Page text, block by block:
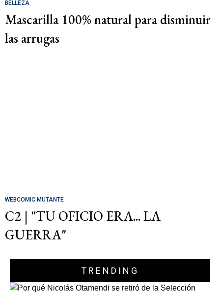
BELLEZA
Mascarilla 100% natural para disminuir
las arrugas
WEBCOMIC MUTANTE
C2 | "TU OFICIO ERA... LA
GUERRA"
TRENDING